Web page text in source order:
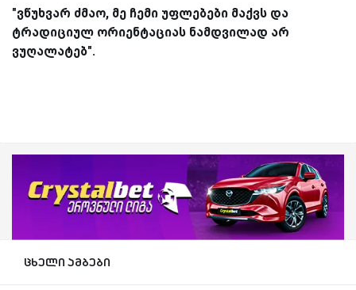
"ვწუხვარ ძმაო, მე ჩემი უფლებები მაქვს და
ტრადიციულ ორიენტაციას ნამდვილად არ
ვუღალატებ".
ცხელი ამბები